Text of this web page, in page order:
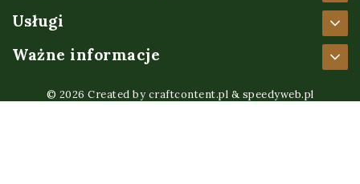
Usługi
Ważne informacje
© 2026 Created by craftcontent.pl & speedyweb.pl